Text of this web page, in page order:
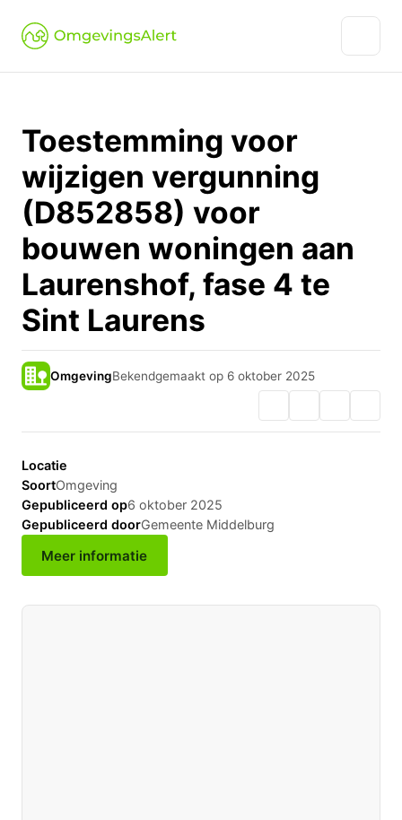
Toestemming voor
wijzigen vergunning
(D852858) voor
bouwen woningen aan
Laurenshof, fase 4 te
Sint Laurens
OmgevingBekendgemaakt op 6 oktober 2025
Locatie
SoortOmgeving
Gepubliceerd op6 oktober 2025
Gepubliceerd doorGemeente Middelburg
Meer informatie